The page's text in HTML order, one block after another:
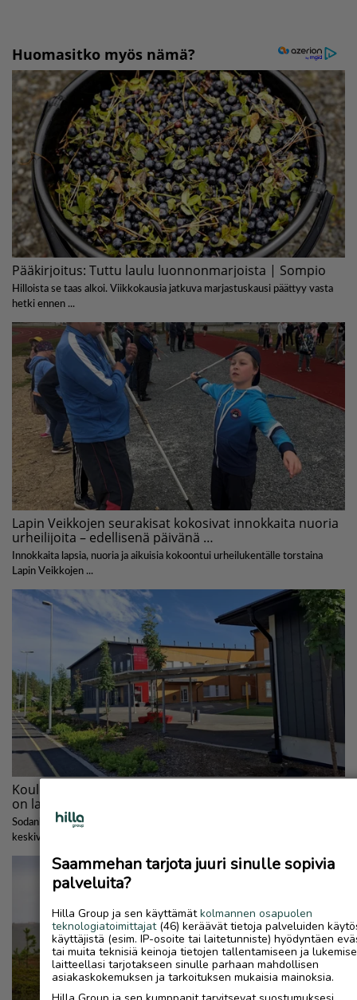
Saammehan tarjota juuri sinulle sopivia
palveluita?
Hilla Group ja sen käyttämätkolmannen osapuolen
teknologiatoimittajat(46) keräävät tietoja palveluiden
käyttäjistä (esim. IP-osoite tai laitetunniste) hyödyntäen
tai muita teknisiä keinoja tietojen tallentamiseen ja
laitteellasi tarjotakseen sinulle parhaan mahdollisen
asiakaskokemuksen ja tarkoituksen mukaisia mainoksia.